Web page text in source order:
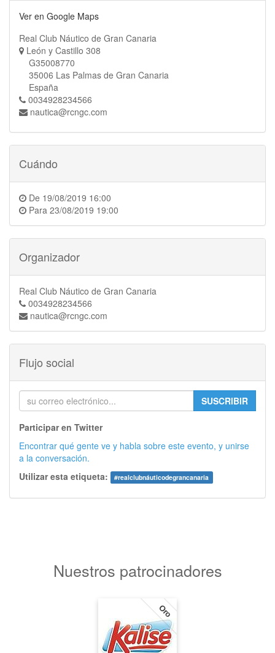
Ver en Google Maps
Real Club Náutico de Gran Canaria
León y Castillo 308
G35008770
35006 Las Palmas de Gran Canaria
España
0034928234566
nautica@rcngc.com
Cuándo
De 19/08/2019 16:00
Para 23/08/2019 19:00
Organizador
Real Club Náutico de Gran Canaria
0034928234566
nautica@rcngc.com
Flujo social
SUSCRIBIR
Participar en Twitter
Encontrar qué gente ve y habla sobre este evento, y unirse
a la conversación.
Utilizar esta etiqueta:
#realclubnáuticodegrancanaria
Nuestros patrocinadores
Oro